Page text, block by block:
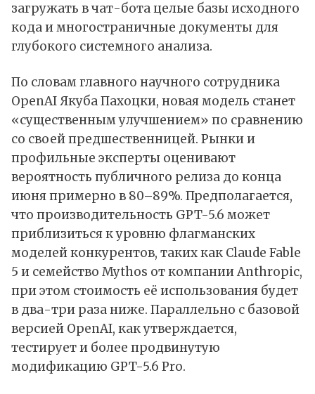
загружать в чат-бота целые базы исходного
кода и многостраничные документы для
глубокого системного анализа.
По словам главного научного сотрудника
OpenAI Якуба Пахоцки, новая модель станет
«существенным улучшением» по сравнению
со своей предшественницей. Рынки и
профильные эксперты оценивают
вероятность публичного релиза до конца
июня примерно в 80–89%. Предполагается,
что производительность GPT-5.6 может
приблизиться к уровню флагманских
моделей конкурентов, таких как Claude Fable
5 и семейство Mythos от компании Anthropic,
при этом стоимость её использования будет
в два-три раза ниже. Параллельно с базовой
версией OpenAI, как утверждается,
тестирует и более продвинутую
модификацию GPT-5.6 Pro.